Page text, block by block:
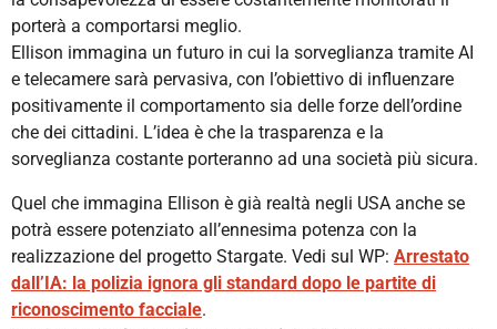
porterà a comportarsi meglio.
Ellison immagina un futuro in cui la sorveglianza tramite AI
e telecamere sarà pervasiva, con l’obiettivo di influenzare
positivamente il comportamento sia delle forze dell’ordine
che dei cittadini. L’idea è che la trasparenza e la
sorveglianza costante porteranno ad una società più sicura.
Quel che immagina Ellison è già realtà negli USA anche se
potrà essere potenziato all’ennesima potenza con la
realizzazione del progetto Stargate. Vedi sul WP: Arrestato
dall’IA: la polizia ignora gli standard dopo le partite di
riconoscimento facciale.